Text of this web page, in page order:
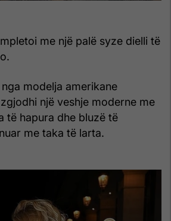
me një palë syze dielli të
modelja amerikane
një veshje moderne me
të hapura dhe bluzë të
me taka të larta.